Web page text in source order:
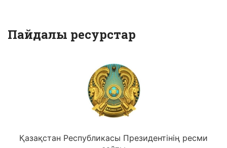
Пайдалы ресурстар
Қазақстан Республикасы Президентінің ресми